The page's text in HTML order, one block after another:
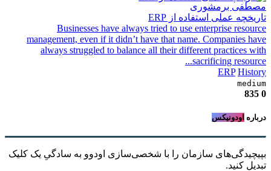
مصطفی برمشوری
تاریخچه عملی استفاده از ERP
Businesses have always tried to use enterprise resource
management, even if it didn’t have that name. Companies have
always struggled to balance all their different practices with
sacrificing resource...
ERP History
medium
0
835
درباره اودونیکس
بپیچیدگی‌های سازمان را با شخصی‌سازی اودوو به سادگیِ یک کلیک
تبدیل کنید.